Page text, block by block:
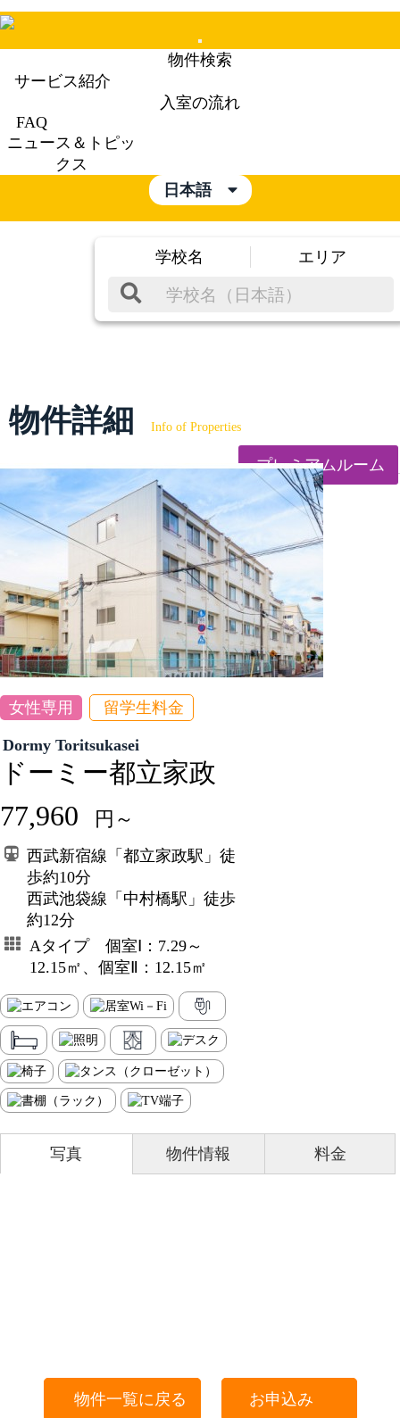
Mobile
Menu
物件検索
サービス紹介
入室の流れ
FAQ
ニュース＆トピッ
クス
日本語
学校名 エリア
物件詳細 Info of Properties
プレミアムルーム
女性専用 留学生料金
Dormy Toritsukasei
ドーミー都立家政
77,960 円～
西武新宿線「都立家政駅」徒
歩約10分
西武池袋線「中村橋駅」徒歩
約12分
Aタイプ 個室Ⅰ：7.29～
12.15㎡、個室Ⅱ：12.15㎡
写真 物件情報 料金
物件一覧に戻る お申込み